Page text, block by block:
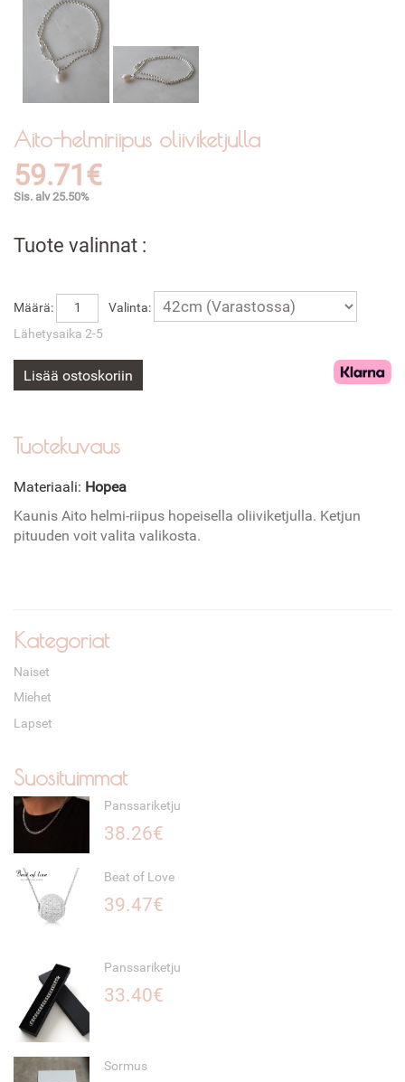
Aito-helmiriipus oliiviketjulla
59.71€
Sis. alv 25.50%
Tuote valinnat :
Määrä:
Valinta:
Lähetysaika 2-5
Lisää ostoskoriin
Tuotekuvaus
Materiaali: Hopea
Kaunis Aito helmi-riipus hopeisella oliiviketjulla. Ketjun
pituuden voit valita valikosta.
Kategoriat
Naiset
Miehet
Lapset
Suosituimmat
Panssariketju
38.26€
Beat of Love
39.47€
Panssariketju
33.40€
Sormus